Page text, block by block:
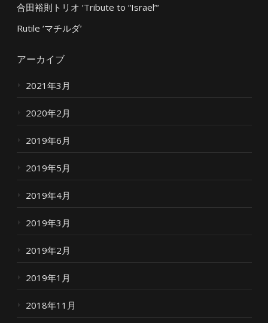
合田裕則トリオ ‘Tribute to “Israel”‘
Rutile ‘マチルダ’
アーカイブ
2021年3月
2020年2月
2019年6月
2019年5月
2019年4月
2019年3月
2019年2月
2019年1月
2018年11月